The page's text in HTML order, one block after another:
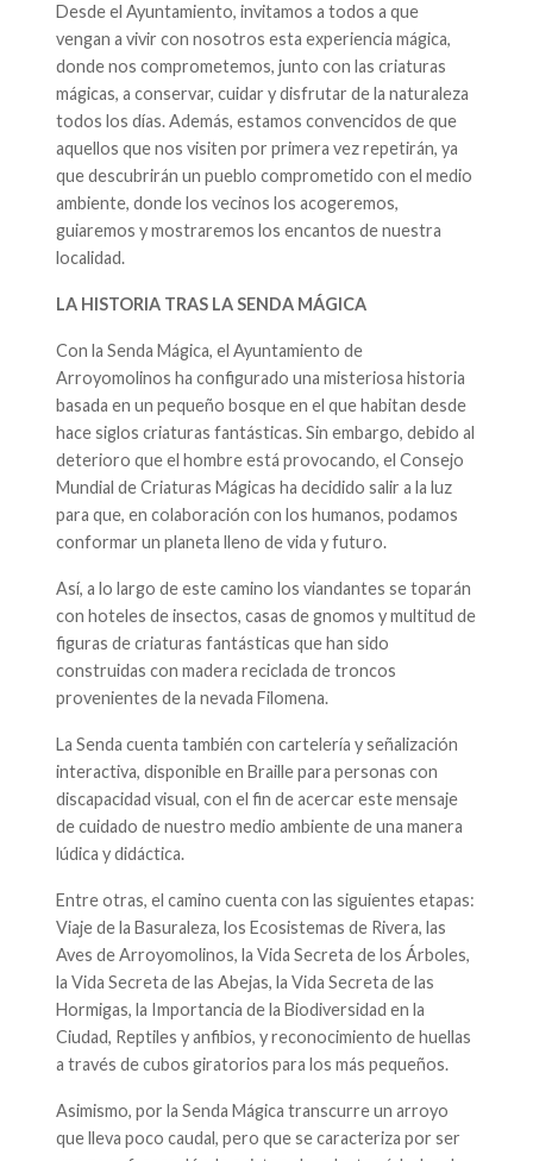
Desde el Ayuntamiento, invitamos a todos a que
vengan a vivir con nosotros esta experiencia mágica,
donde nos comprometemos, junto con las criaturas
mágicas, a conservar, cuidar y disfrutar de la naturaleza
todos los días. Además, estamos convencidos de que
aquellos que nos visiten por primera vez repetirán, ya
que descubrirán un pueblo comprometido con el medio
ambiente, donde los vecinos los acogeremos,
guiaremos y mostraremos los encantos de nuestra
localidad.
LA HISTORIA TRAS LA SENDA MÁGICA
Con la Senda Mágica, el Ayuntamiento de
Arroyomolinos ha configurado una misteriosa historia
basada en un pequeño bosque en el que habitan desde
hace siglos criaturas fantásticas. Sin embargo, debido al
deterioro que el hombre está provocando, el Consejo
Mundial de Criaturas Mágicas ha decidido salir a la luz
para que, en colaboración con los humanos, podamos
conformar un planeta lleno de vida y futuro.
Así, a lo largo de este camino los viandantes se toparán
con hoteles de insectos, casas de gnomos y multitud de
figuras de criaturas fantásticas que han sido
construidas con madera reciclada de troncos
provenientes de la nevada Filomena.
La Senda cuenta también con cartelería y señalización
interactiva, disponible en Braille para personas con
discapacidad visual, con el fin de acercar este mensaje
de cuidado de nuestro medio ambiente de una manera
lúdica y didáctica.
Entre otras, el camino cuenta con las siguientes etapas:
Viaje de la Basuraleza, los Ecosistemas de Rivera, las
Aves de Arroyomolinos, la Vida Secreta de los Árboles,
la Vida Secreta de las Abejas, la Vida Secreta de las
Hormigas, la Importancia de la Biodiversidad en la
Ciudad, Reptiles y anfibios, y reconocimiento de huellas
a través de cubos giratorios para los más pequeños.
Asimismo, por la Senda Mágica transcurre un arroyo
que lleva poco caudal, pero que se caracteriza por ser